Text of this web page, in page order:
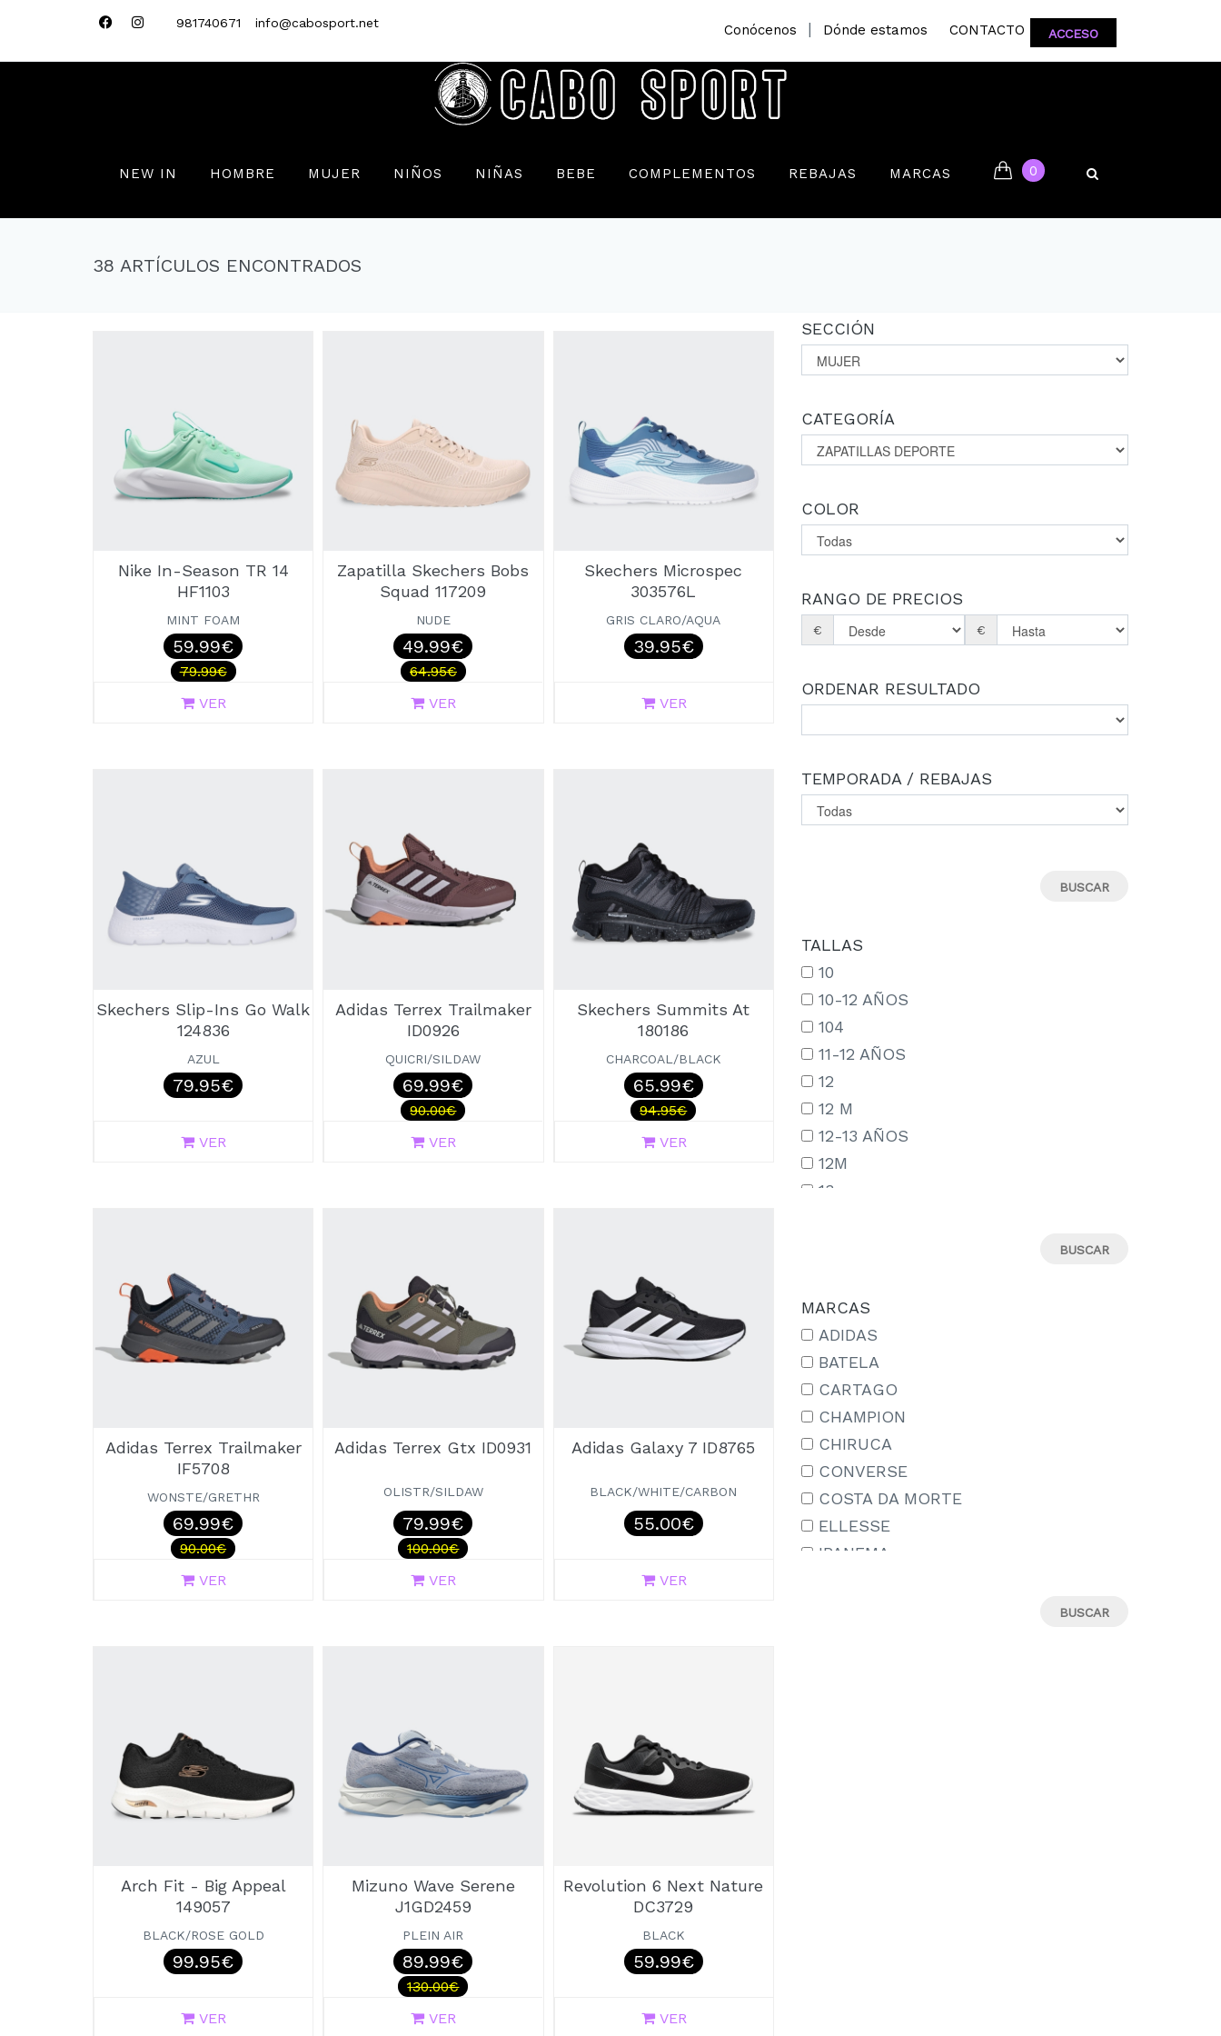
981740671 info@cabosport.net Conócenos Dónde estamos CONTACTO ACCESO
NEW IN HOMBRE MUJER NIÑOS NIÑAS BEBE COMPLEMENTOS REBAJAS MARCAS 0
38 ARTÍCULOS ENCONTRADOS
Nike In-Season TR 14
HF1103
MINT FOAM
59.99€
79.99€
VER
Zapatilla Skechers Bobs
Squad 117209
NUDE
49.99€
64.95€
VER
Skechers Microspec
303576L
GRIS CLARO/AQUA
39.95€
VER
Skechers Slip-Ins Go Walk
124836
AZUL
79.95€
VER
Adidas Terrex Trailmaker
ID0926
QUICRI/SILDAW
69.99€
90.00€
VER
Skechers Summits At
180186
CHARCOAL/BLACK
65.99€
94.95€
VER
Adidas Terrex Trailmaker
IF5708
WONSTE/GRETHR
69.99€
90.00€
VER
Adidas Terrex Gtx ID0931
OLISTR/SILDAW
79.99€
100.00€
VER
Adidas Galaxy 7 ID8765
BLACK/WHITE/CARBON
55.00€
VER
Arch Fit - Big Appeal
149057
BLACK/ROSE GOLD
99.95€
VER
Mizuno Wave Serene
J1GD2459
PLEIN AIR
89.99€
130.00€
VER
Revolution 6 Next Nature
DC3729
BLACK
59.99€
VER
SECCIÓN
CATEGORÍA
COLOR
RANGO DE PRECIOS
€ €
ORDENAR RESULTADO
TEMPORADA / REBAJAS
TALLAS
10
10-12 AÑOS
104
11-12 AÑOS
12
12 M
12-13 AÑOS
12M
13
14-15 AÑOS
15-16 AÑOS
15/18
16
17
18
18M
19
19-20
19.5
MARCAS
ADIDAS
BATELA
CARTAGO
CHAMPION
CHIRUCA
CONVERSE
COSTA DA MORTE
ELLESSE
IPANEMA